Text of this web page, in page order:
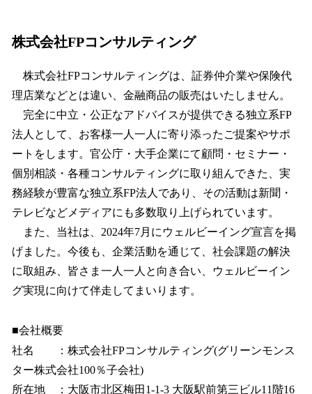
株式会社FPコンサルティング
株式会社FPコンサルティングは、証券仲介業や保険代
理店業などとは違い、金融商品の販売はいたしません。
完全に中立・公正なアドバイスが提供できる独立系FP
法人として、お客様一人一人に寄り添ったご提案やサポ
ートをします。官公庁・大手企業にて顧問・セミナー・
個別相談・各種コンサルティングに取り組んできた、実
務経験が豊富な独立系FP法人であり、その活動は新聞・
テレビなどメディアにも多数取り上げられています。
また、当社は、2024年7月にウェルビーイング宣言を掲
げました。今後も、企業活動を通じて、社会課題の解決
に取組み、皆さま一人一人と向き合い、ウェルビーイン
グ実現に向けて伴走してまいります。
■会社概要
社名 ：株式会社FPコンサルティング(グリーンモンス
ター株式会社100％子会社)
所在地 ：大阪市北区梅田1-1-3 大阪駅前第三ビル11階16